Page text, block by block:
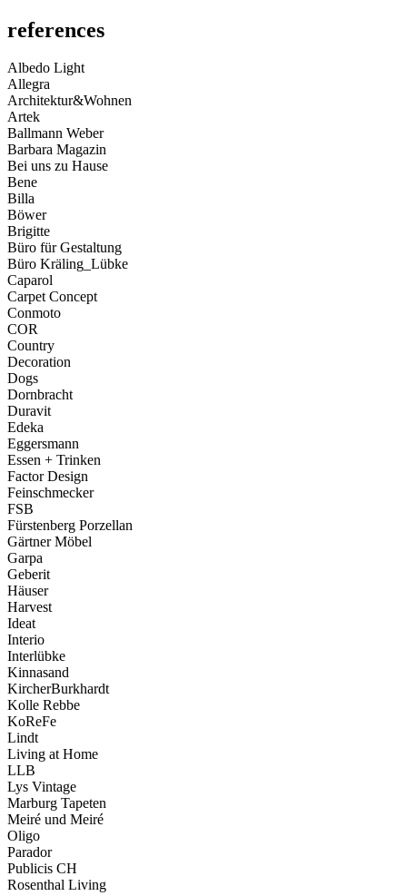
references
Albedo Light
Allegra
Architektur&Wohnen
Artek
Ballmann Weber
Barbara Magazin
Bei uns zu Hause
Bene
Billa
Böwer
Brigitte
Büro für Gestaltung
Büro Kräling_Lübke
Caparol
Carpet Concept
Conmoto
COR
Country
Decoration
Dogs
Dornbracht
Duravit
Edeka
Eggersmann
Essen + Trinken
Factor Design
Feinschmecker
FSB
Fürstenberg Porzellan
Gärtner Möbel
Garpa
Geberit
Häuser
Harvest
Ideat
Interio
Interlübke
Kinnasand
KircherBurkhardt
Kolle Rebbe
KoReFe
Lindt
Living at Home
LLB
Lys Vintage
Marburg Tapeten
Meiré und Meiré
Oligo
Parador
Publicis CH
Rosenthal Living